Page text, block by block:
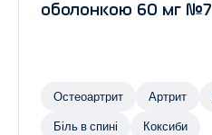
оболонкою 60 мг №7
Остеоартрит Артрит
Біль в спині Коксиби